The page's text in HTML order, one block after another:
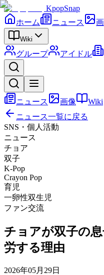
KpopSnap
ホーム
ニュース
Wiki
グループ アイドル
ニュース 画像
Wiki
ニュース一覧に戻る
SNS・個人活動
ニュース
チョア
双子
K-Pop
Crayon Pop
育児
一卵性双生児
ファン交流
チョアが双子の
労する理由
2026年05月29日